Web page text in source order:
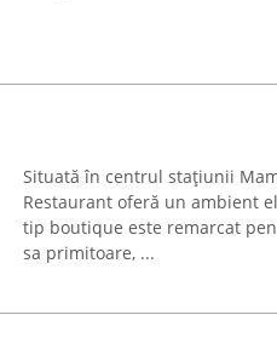
Situată în centrul stațiunii
Restaurant oferă un ambient
tip boutique este remarcat
sa primitoare, ...